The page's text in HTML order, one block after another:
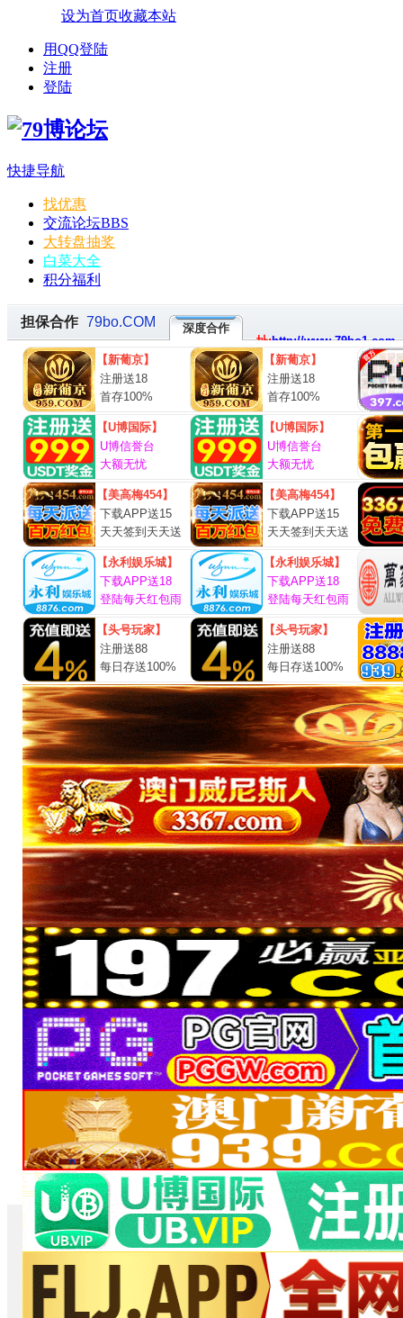
设为首页收藏本站
用QQ登陆
注册
登陆
快捷导航
找优惠
交流论坛BBS
大转盘抽奖
白菜大全
积分福利